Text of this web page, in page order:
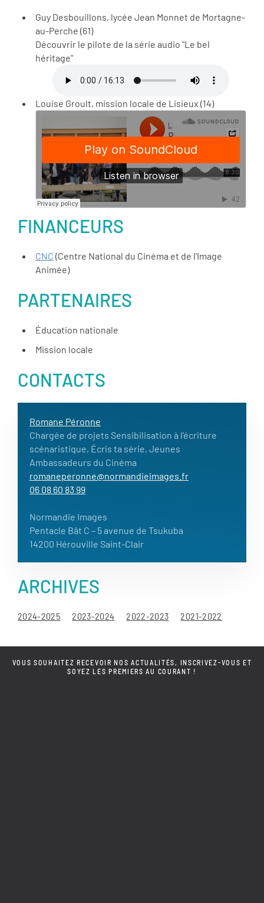
Guy Desbouillons, lycée Jean Monnet de Mortagne-
au-Perche (61)
Découvrir le pilote de la série audio "Le bel
héritage"
Louise Groult, mission locale de Lisieux (14)
FINANCEURS
CNC (Centre National du Cinéma et de l'Image
Animée)
PARTENAIRES
Éducation nationale
Mission locale
CONTACTS
Romane Péronne
Chargée de projets Sensibilisation à l'écriture
scénaristique, Écris ta série, Jeunes
Ambassadeurs du Cinéma
romaneperonne@normandieimages.fr
06 08 60 83 99
Normandie Images
Pentacle Bât C – 5 avenue de Tsukuba
14200 Hérouville Saint-Clair
ARCHIVES
2024-2025 2023-2024 2022-2023 2021-2022
VOUS SOUHAITEZ RECEVOIR NOS ACTUALITÉS, INSCRIVEZ-VOUS ET
SOYEZ LES PREMIERS AU COURANT !